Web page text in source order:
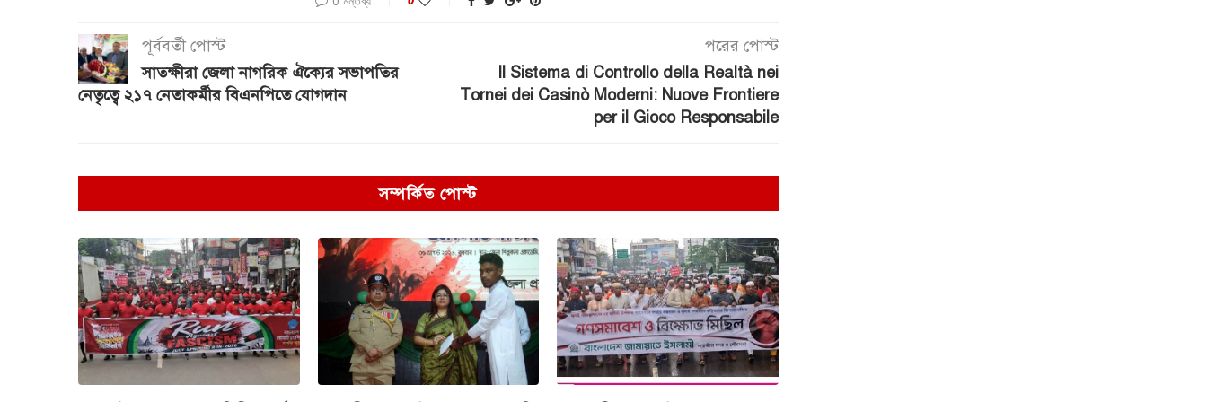
পূর্ববর্তী পোস্ট
সাতক্ষীরা জেলা নাগরিক ঐক্যের সভাপতির
নেতৃত্বে ২১৭ নেতাকর্মীর বিএনপিতে যোগদান
পরের পোস্ট
Il Sistema di Controllo della Realtà nei
Tornei dei Casinò Moderni: Nuove Frontiere
per il Gioco Responsabile
সম্পর্কিত পোস্ট